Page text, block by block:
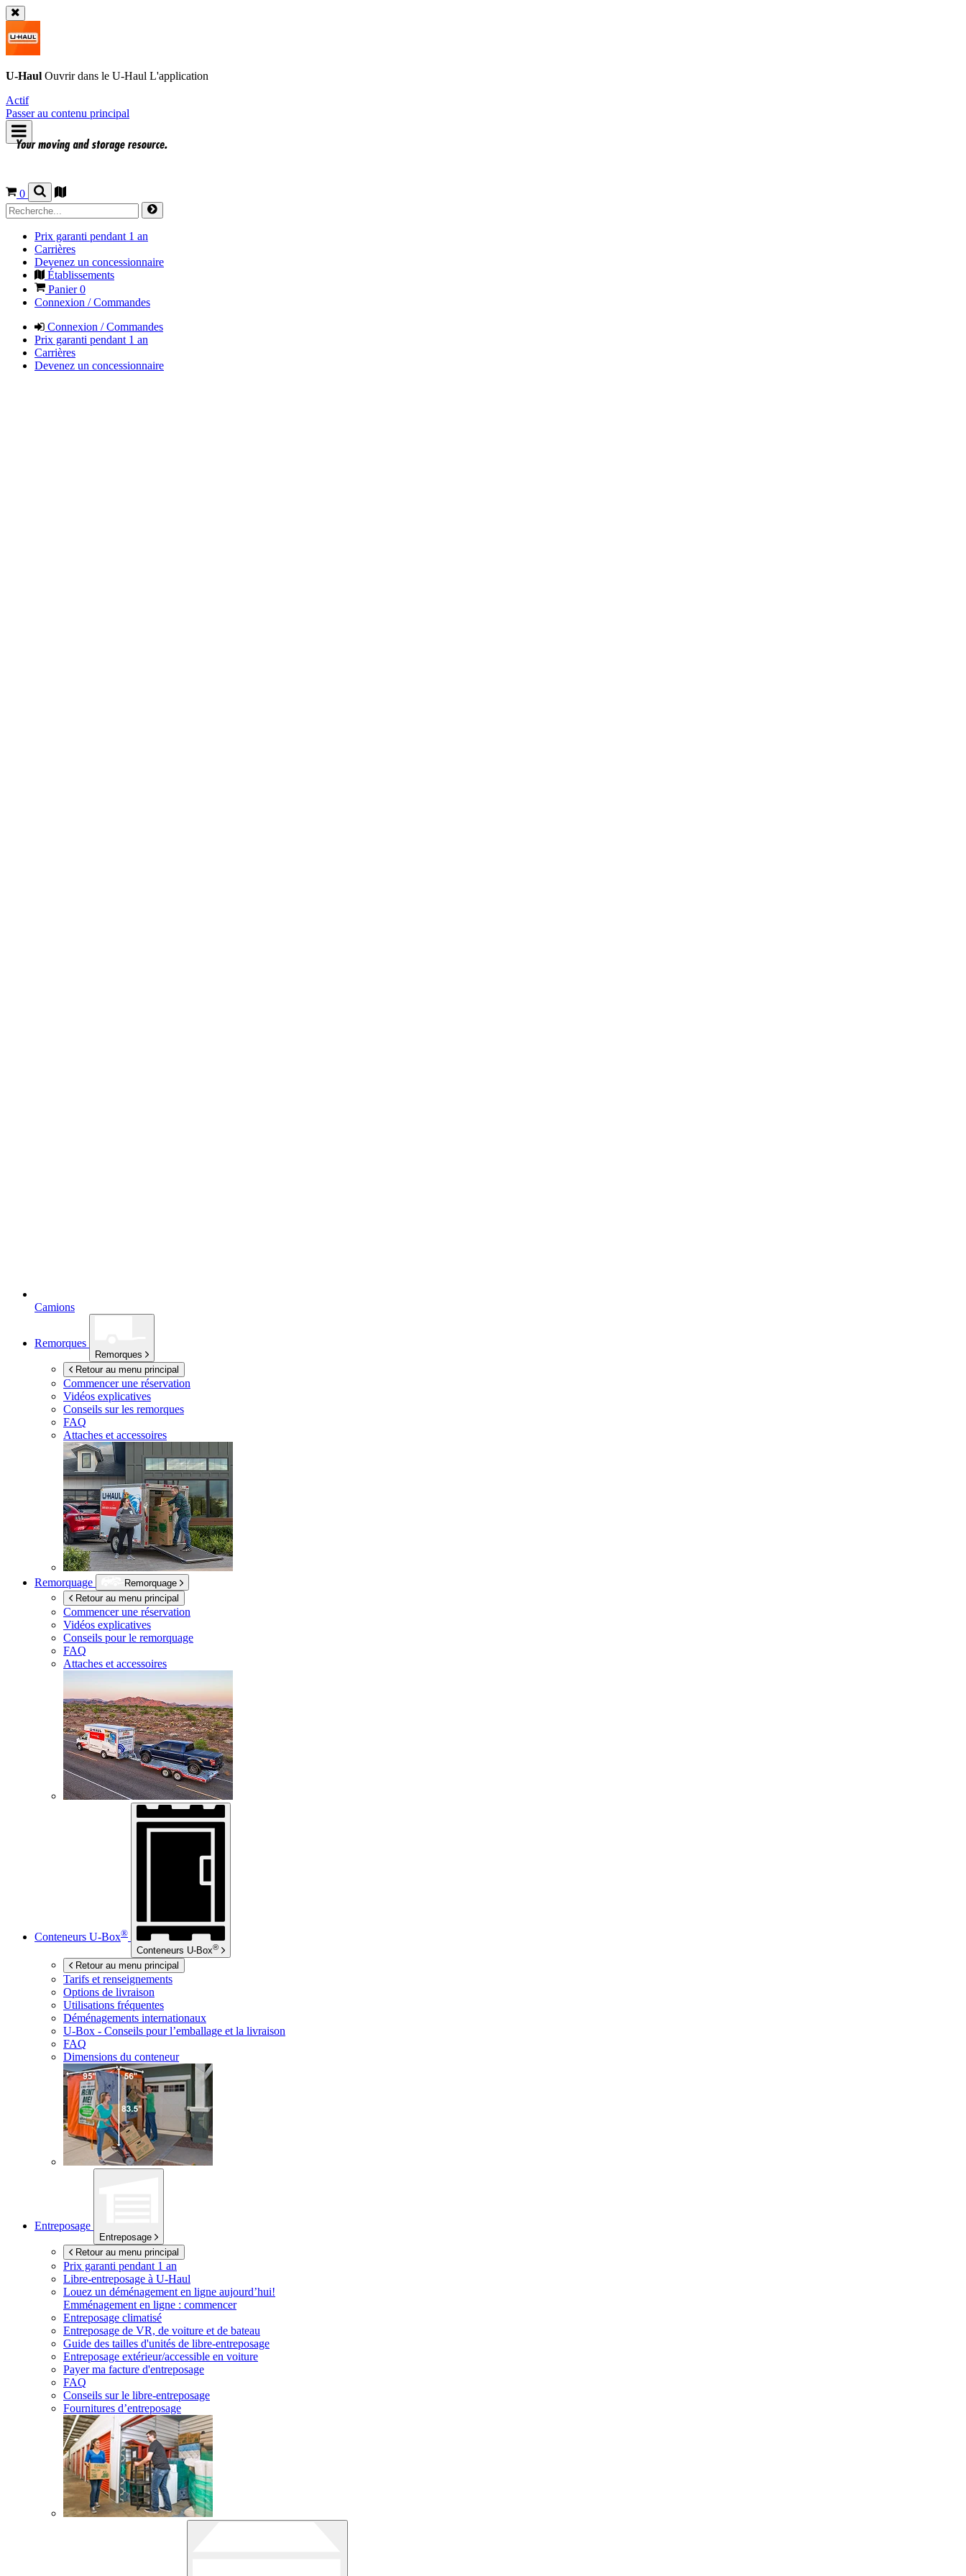
U-Haul Ouvrir dans le U-Haul L'application
Actif
Passer au contenu principal
0
Prix garanti pendant 1 an
Carrières
Devenez un concessionnaire
Établissements
Panier0
Connexion / Commandes
Connexion / Commandes
Prix garanti pendant 1 an
Carrières
Devenez un concessionnaire
Camions
Remorques
Remorques
Retour au menu principal
Commencer une réservation
Vidéos explicatives
Conseils sur les remorques
FAQ
Attaches et accessoires
Remorquage
Remorquage
Retour au menu principal
Commencer une réservation
Vidéos explicatives
Conseils pour le remorquage
FAQ
Attaches et accessoires
Conteneurs U-Box®
Conteneurs U-Box®
Retour au menu principal
Tarifs et renseignements
Options de livraison
Utilisations fréquentes
Déménagements internationaux
U-Box - Conseils pour l’emballage et la livraison
FAQ
Dimensions du conteneur
Entreposage
Entreposage
Retour au menu principal
Prix garanti pendant 1 an
Libre-entreposage à U-Haul
Louez un déménagement en ligne aujourd’hui!
Emménagement en ligne : commencer
Entreposage climatisé
Entreposage de VR, de voiture et de bateau
Guide des tailles d'unités de libre-entreposage
Entreposage extérieur/accessible en voiture
Payer ma facture d'entreposage
FAQ
Conseils sur le libre-entreposage
Fournitures d’entreposage